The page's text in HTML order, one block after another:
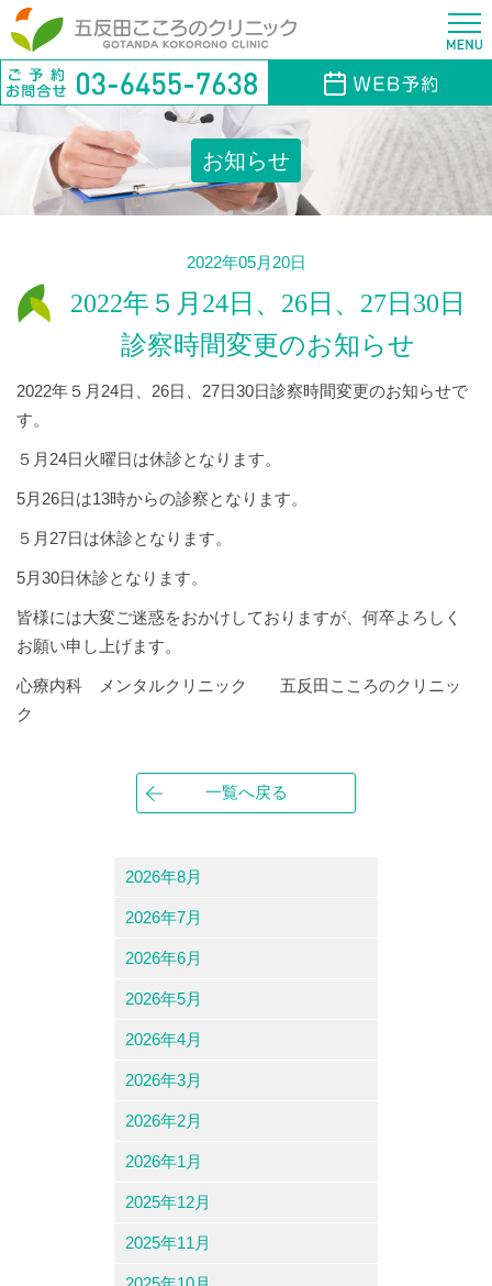
お知らせ
2022年05月20日
2022年５月24日、26日、27日30日
診察時間変更のお知らせ
2022年５月24日、26日、27日30日診察時間変更のお知らせで
す。
５月24日火曜日は休診となります。
5月26日は13時からの診察となります。
５月27日は休診となります。
5月30日休診となります。
皆様には大変ご迷惑をおかけしておりますが、何卒よろしく
お願い申し上げます。
心療内科 メンタルクリニック 五反田こころのクリニッ
ク
一覧へ戻る
2026年8月
2026年7月
2026年6月
2026年5月
2026年4月
2026年3月
2026年2月
2026年1月
2025年12月
2025年11月